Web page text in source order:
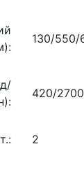
130/550/
420/
2